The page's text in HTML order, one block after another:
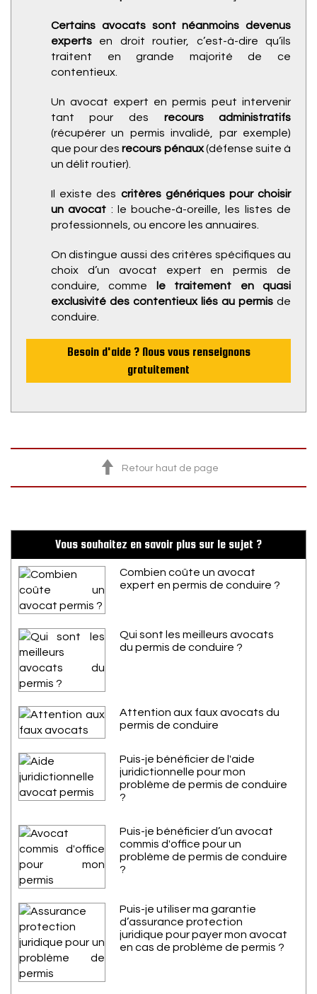
Certains avocats sont néanmoins devenus
experts en droit routier, c’est-à-dire qu’ils
traitent en grande majorité de ce
contentieux.
Un avocat expert en permis peut intervenir
tant pour des recours administratifs
(récupérer un permis invalidé, par exemple)
que pour desrecours pénaux(défense suite à
un délit routier).
Il existe des critères génériques pour choisir
un avocat : le bouche-à-oreille, les listes de
professionnels, ou encore les annuaires.
On distingue aussi des critères spécifiques au
choix d’un avocat expert en permis de
conduire, comme
le traitement en quasi
exclusivité des contentieux liés au permis de
conduire.
Besoin d'aide ? Nous vous renseignons
gratuitement
Retour haut de page
Vous souhaitez en savoir plus sur le sujet ?
Combien coûte un avocat
expert en permis de conduire ?
Qui sont les meilleurs avocats
du permis de conduire ?
Attention aux faux avocats du
permis de conduire
Puis-je bénéficier de l'aide
juridictionnelle pour mon
problème de permis de conduire
?
Puis-je bénéficier d’un avocat
commis d'office pour un
problème de permis de conduire
?
Puis-je utiliser ma garantie
d’assurance protection
juridique pour payer mon avocat
en cas de problème de permis ?